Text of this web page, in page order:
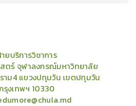
ยบริการวิชาการ
ตร์ จุฬาลงกรณ์มหาวิทยาลัย
าม4 แขวงปทุมวัน เขตปทุมวัน
รุงเทพฯ 10330